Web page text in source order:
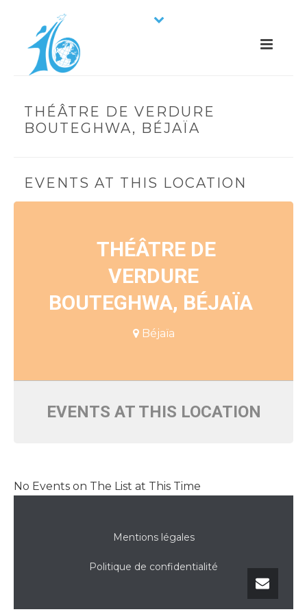
THÉÂTRE DE VERDURE
BOUTEGHWA, BÉJAÏA
EVENTS AT THIS LOCATION
THÉÂTRE DE
VERDURE
BOUTEGHWA, BÉJAÏA
Béjaïa
EVENTS AT THIS LOCATION
No Events on The List at This Time
Mentions légales
Politique de confidentialité